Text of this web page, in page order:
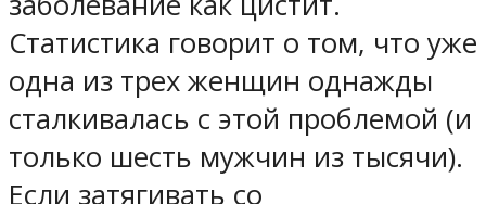
Статистика говорит о том, что уже
одна из трех женщин однажды
сталкивалась с этой проблемой (и
только шесть мужчин из тысячи).
Если затягивать со